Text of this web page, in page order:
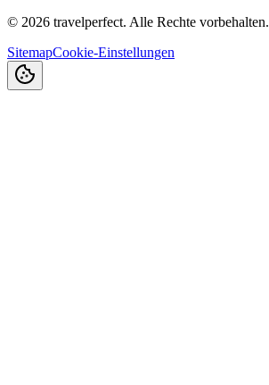
© 2026 travelperfect. Alle Rechte vorbehalten.
SitemapCookie-Einstellungen